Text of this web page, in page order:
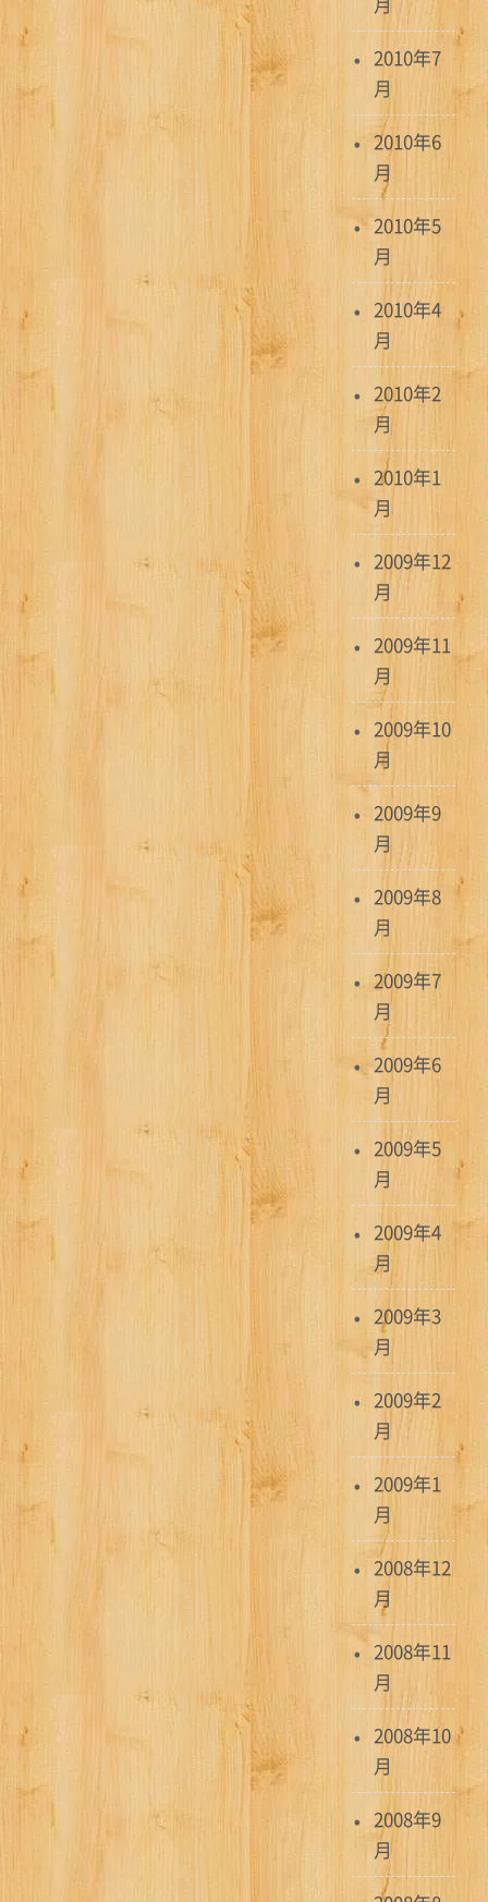
2010年7
月
2010年6
月
2010年5
月
2010年4
月
2010年2
月
2010年1
月
2009年12
月
2009年11
月
2009年10
月
2009年9
月
2009年8
月
2009年7
月
2009年6
月
2009年5
月
2009年4
月
2009年3
月
2009年2
月
2009年1
月
2008年12
月
2008年11
月
2008年10
月
2008年9
月